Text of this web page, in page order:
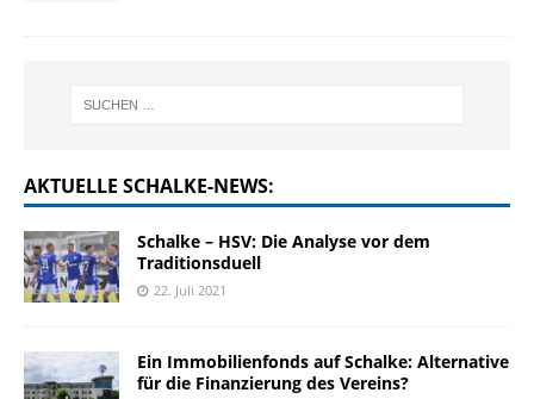
AKTUELLE SCHALKE-NEWS:
Schalke – HSV: Die Analyse vor dem
Traditionsduell
22. Juli 2021
Ein Immobilienfonds auf Schalke: Alternative
für die Finanzierung des Vereins?